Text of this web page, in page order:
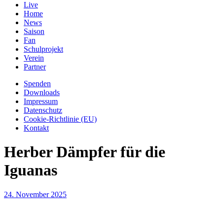
Live
Home
News
Saison
Fan
Schulprojekt
Verein
Partner
Spenden
Downloads
Impressum
Datenschutz
Cookie-Richtlinie (EU)
Kontakt
Herber Dämpfer für die
Iguanas
24. November 2025